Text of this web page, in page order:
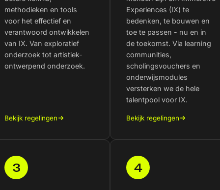
methodieken en tools
voor het effectief en
verantwoord ontwikkelen
van IX. Van exploratief
onderzoek tot artistiek-
ontwerpend onderzoek.
Bekijk regelingen
Experiences (IX) te
bedenken, te bouwen en
toe te passen - nu en in
de toekomst. Via learning
communities,
scholingsvouchers en
onderwijsmodules
versterken we de hele
talentpool voor IX.
Bekijk regelingen
3 4